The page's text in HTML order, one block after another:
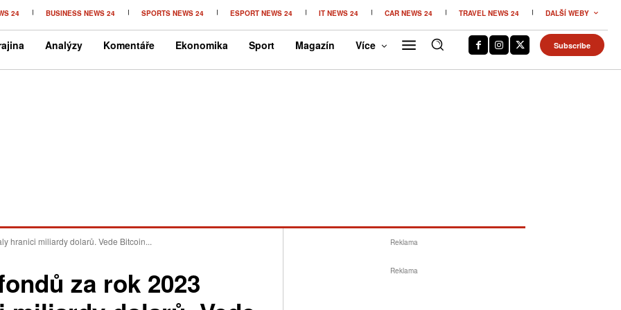
24 BUSINESS NEWS 24 SPORTS NEWS 24 ESPORT NEWS 24 IT NEWS 24 CAR NEWS 24 TRAVEL NEWS 24 DALŠÍ WEBY
Analýzy Komentáře Ekonomika Sport Magazín Více Subscribe
hranici miliardy dolarů. Vede Bitcoin...
za rok 2023
Reklama
Reklama